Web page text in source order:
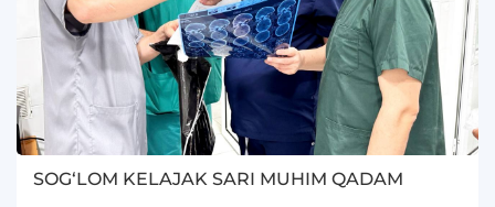
SOG‘LOM KELAJAK SARI MUHIM QADAM